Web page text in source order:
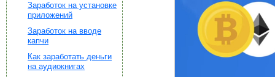
Заработок на установке
приложений
Заработок на вводе
капчи
Как заработать деньги
на аудиокнигах